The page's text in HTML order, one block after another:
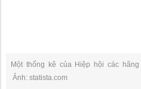
Một thống kê của Hiệp hội các
Ảnh: statista.com